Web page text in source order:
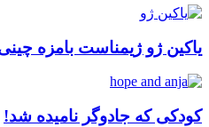
یاکین ژو ژیمناست بامزه
کودکی که جادوگر نامیده شد!